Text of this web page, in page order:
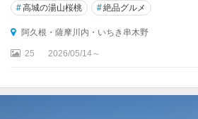
島
（
大
#高城の湯山桜桃 #絶品グルメ
阿久根・薩摩川内・いちき串木野
25 2026/05/14～